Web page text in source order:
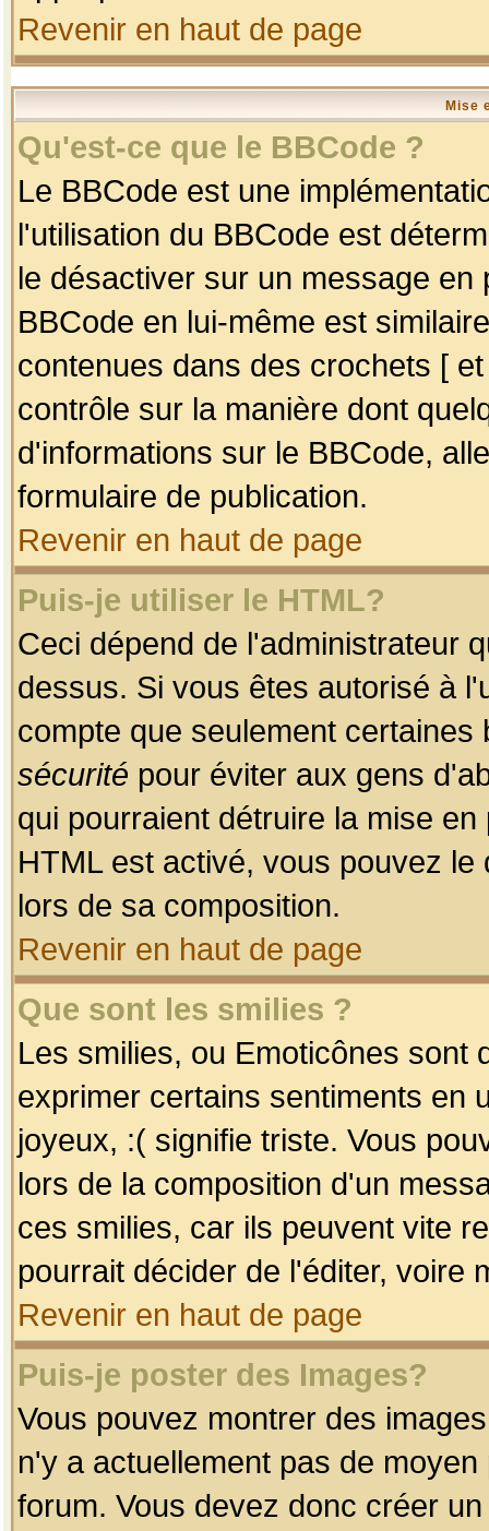
Revenir en haut de page
Mise
Qu'est-ce que le BBCode ?
Le BBCode est une
l'utilisation du BBCode est
le désactiver sur un message
BBCode en lui-même est
contenues dans des crochets [
contrôle sur la manière dont
d'informations sur le BBCode,
formulaire de publication.
Revenir en haut de page
Puis-je utiliser le HTML?
Ceci dépend de l'administrateur
dessus. Si vous êtes autorisé à
compte que seulement
sécurité pour éviter aux gens
qui pourraient détruire la mise
HTML est activé, vous pouvez
lors de sa composition.
Revenir en haut de page
Que sont les smilies ?
Les smilies, ou Emoticônes sont
exprimer certains sentiments en
joyeux, :( signifie triste. Vous
lors de la composition d'un
ces smilies, car ils peuvent vite
pourrait décider de l'éditer, voire
Revenir en haut de page
Puis-je poster des Images?
Vous pouvez montrer des
n'y a actuellement pas de
forum. Vous devez donc créer